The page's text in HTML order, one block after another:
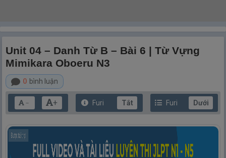
Unit 04 – Danh Từ B – Bài 6 | Từ Vựng
Mimikara Oboeru N3
0 bình luận
－ + Furi Tắt Furi Dưới